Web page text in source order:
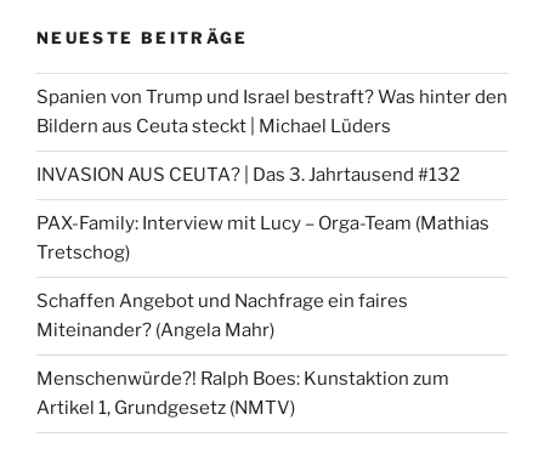
NEUESTE BEITRÄGE
Spanien von Trump und Israel bestraft? Was hinter den
Bildern aus Ceuta steckt | Michael Lüders
INVASION AUS CEUTA? | Das 3. Jahrtausend #132
PAX-Family: Interview mit Lucy – Orga-Team (Mathias
Tretschog)
Schaffen Angebot und Nachfrage ein faires
Miteinander? (Angela Mahr)
Menschenwürde?! Ralph Boes: Kunstaktion zum
Artikel 1, Grundgesetz (NMTV)